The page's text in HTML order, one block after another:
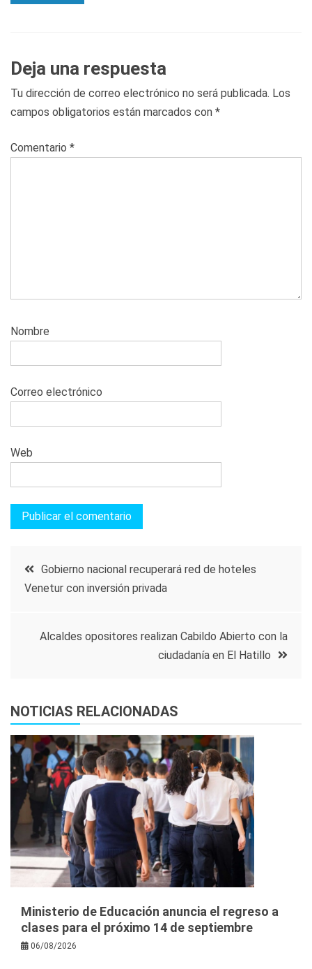
Deja una respuesta
Tu dirección de correo electrónico no será publicada. Los
campos obligatorios están marcados con *
Comentario *
Nombre
Correo electrónico
Web
Navegación
entradas
Gobierno nacional recuperará red de hoteles
Venetur con inversión privada
Alcaldes opositores realizan Cabildo Abierto con la
ciudadanía en El Hatillo
NOTICIAS RELACIONADAS
Ministerio de Educación anuncia el regreso a
clases para el próximo 14 de septiembre
06/08/2026